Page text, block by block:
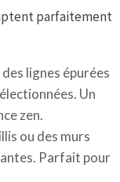
parfaitement
lignes épurées
Un
zen.
ou des murs
Parfait pour